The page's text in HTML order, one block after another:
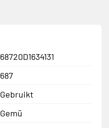
68720D1634131
687
Gebruikt
Gemü